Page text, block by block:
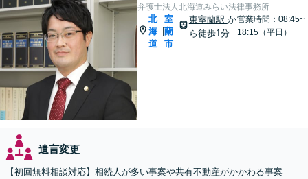
弁護士法人北海道みらい法律事務所
北
海
道
室
蘭
市
東室蘭駅 か
ら徒歩1分
営業時間：08:45~
18:15（平日）
遺言変更
【初回無料相談対応】相続人が多い事案や共有不動産がかかわる事案